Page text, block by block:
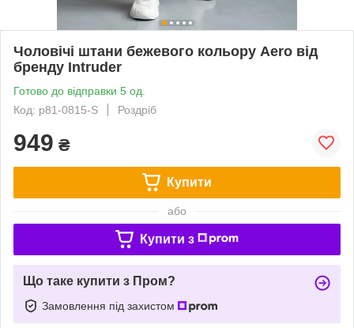
Чоловічі штани бежевого кольору Aero від
бренду Intruder
Готово до відправки 5 од.
Код: p81-0815-S
Роздріб
949 ₴
Купити
або
Купити з
Що таке купити з Пром?
Замовлення під захистом